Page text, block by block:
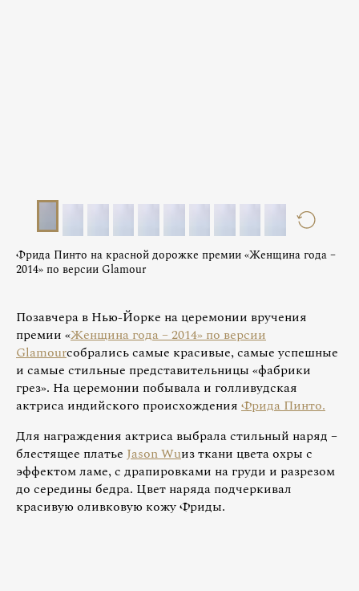
Фрида Пинто на красной дорожке премии «Женщина года –
2014» по версии Glamour
Позавчера в Нью-Йорке на церемонии вручения
премии «Женщина года – 2014» по версии
Glamourсобрались самые красивые, самые успешные
и самые стильные представительницы «фабрики
грез». На церемонии побывала и голливудская
актриса индийского происхождения Фрида Пинто.
Для награждения актриса выбрала стильный наряд –
блестящее платье Jason Wuиз ткани цвета охры с
эффектом ламе, с драпировками на груди и разрезом
до середины бедра. Цвет наряда подчеркивал
красивую оливковую кожу Фриды.